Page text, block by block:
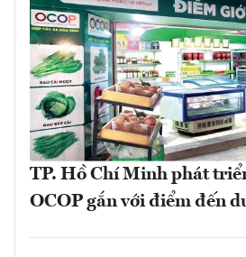
TP. Hồ Chí Minh phát
OCOP gắn với điểm đến